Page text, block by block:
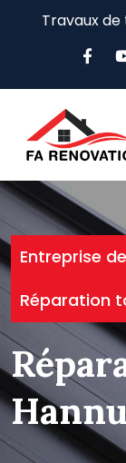
Travaux
Entreprise
Réparation